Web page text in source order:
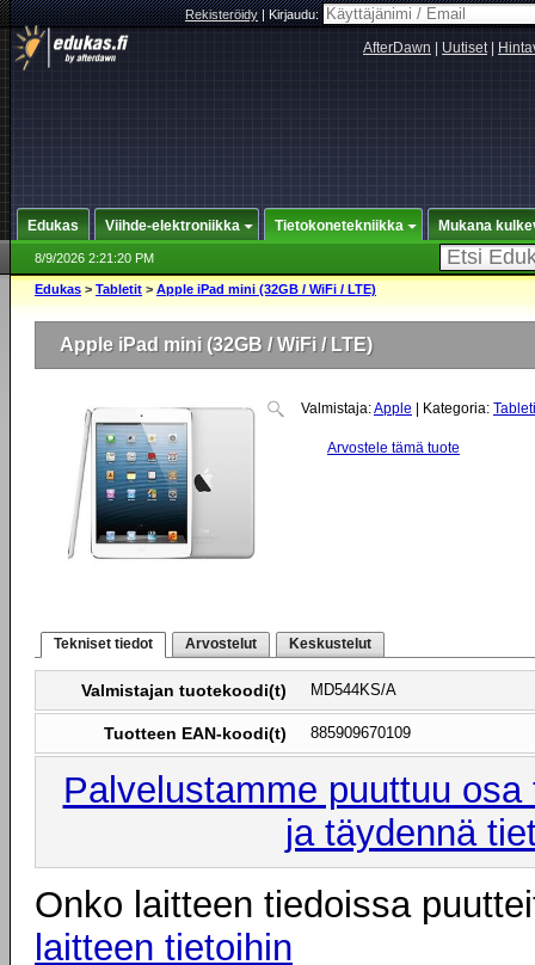
Rekisteröidy|Kirjaudu:
AfterDawn Uutiset|
Edukas Viihde-elektroniikka Tietokonetekniikka Mukana
8/9/2026 2:21:20 PM
Edukas > Tabletit > Apple iPad mini (32GB / WiFi / LTE)
Apple iPad mini (32GB / WiFi / LTE)
Valmistaja:Apple | Kategoria:
Arvostele tämä tuote
Tekniset tiedot Arvostelut Keskustelut
Valmistajan tuotekoodi(t) MD544KS/A
Tuotteen EAN-koodi(t) 885909670109
Palvelustamme puuttuu
ja täydennä
Onko laitteen tiedoissa
laitteen tietoihin